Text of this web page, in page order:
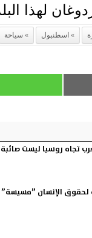
لهذا
اسطنبول سياحة
تجاه روسيا ليست
لحقوق الإنسان ”مسيسة”